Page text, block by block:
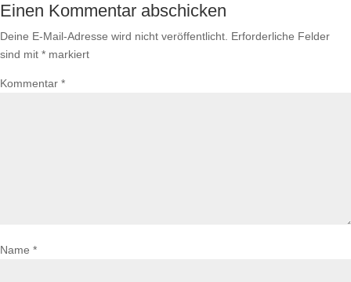
Einen Kommentar abschicken
Deine E-Mail-Adresse wird nicht veröffentlicht. Erforderliche Felder
sind mit * markiert
Kommentar *
Name *